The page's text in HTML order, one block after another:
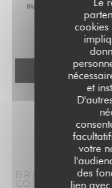
Le
cookies
et
votre
des
lien
Bloctel :
. Pour
consultez
BRASSERIE
COLBERT |